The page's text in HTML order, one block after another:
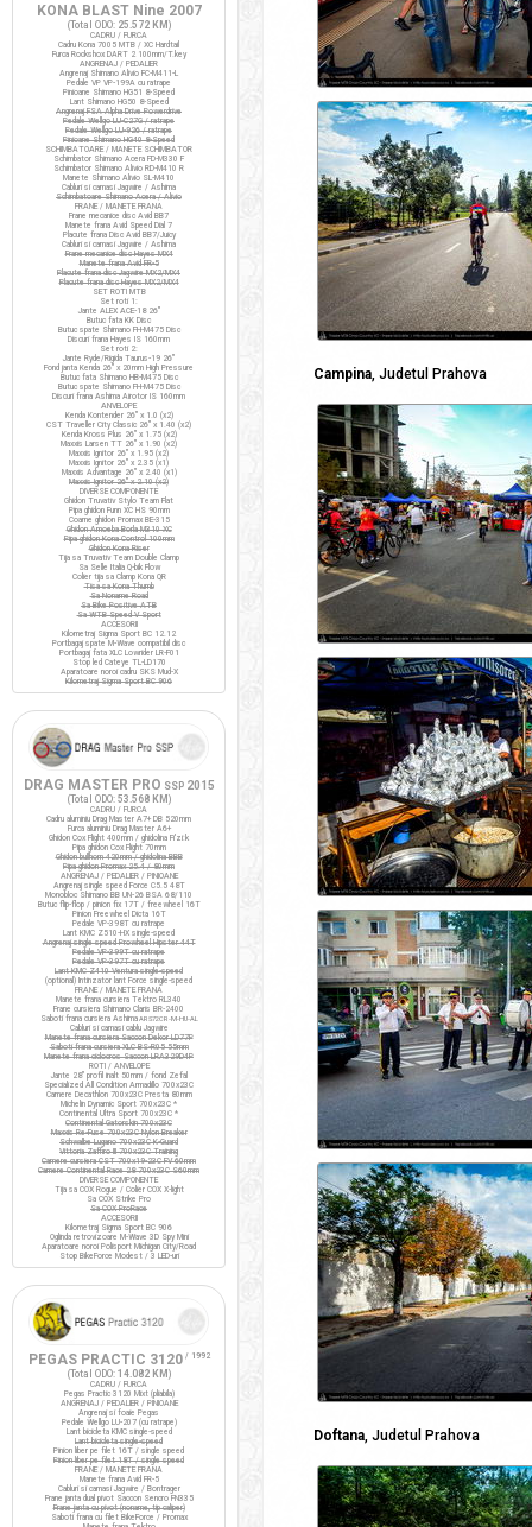
Campina, Judetul Prahova
Doftana, Judetul Prahova
KONA BLAST Nine 2007
(Total ODO: 25.572 KM )
CADRU / FURCA
Cadru Kona 7005 MTB / XC Hardtail
Furca Rockshox DART 2 100mm/T.key
ANGRENAJ / PEDALIER
Angrenaj Shimano Alivio FC-M411-L
Pedale VP VP-199A cu ratrape
Pinioane Shimano HG51 8-Speed
Lant Shimano HG50 8-Speed
Angrenaj FSA Alpha Drive Powerdrive
Pedale Wellgo LU-C27G / ratrape
Pedale Wellgo LU-926 / ratrape
Pinioane Shimano HG40 8-Speed
SCHIMBATOARE / MANETE SCHIMBATOR
Schimbator Shimano Acera FD-M330 F
Schimbator Shimano Alivio RD-M410 R
Manete Shimano Alivio SL-M410
Cabluri si camasi Jagwire / Ashima
Schimbatoare Shimano Acera / Alivio
FRANE / MANETE FRANA
Frane mecanice disc Avid BB7
Manete frana Avid Speed Dial 7
Placute frana Disc Avid BB7/Juicy
Cabluri si camasi Jagwire / Ashima
Frane mecanice disc Hayes MX4
Manete frana Avid FR-5
Placute frana disc Jagwire MX2/MX4
Placute frana disc Hayes MX2/MX4
SET ROTI MTB
Set roti 1:
Jante ALEX ACE-18 26"
Butuc fata KK Disc
Butuc spate Shimano FH-M475 Disc
Discuri frana Hayes IS 160mm
Set roti 2:
Jante Ryde/Rigida Taurus-19 26"
Fond janta Kenda 26" x 20mm High Pressure
Butuc fata Shimano HB-M475 Disc
Butuc spate Shimano FH-M475 Disc
Discuri frana Ashima Airotor IS 160mm
ANVELOPE
Kenda Kontender 26" x 1.0 (x2)
CST Traveller City Classic 26" x 1.40 (x2)
Kenda Kross Plus 26" x 1.75 (x2)
Maxxis Larsen TT 26" x 1.90 (x2)
Maxxis Ignitor 26" x 1.95 (x2)
Maxxis Ignitor 26" x 2.35 (x1)
Maxxis Advantage 26" x 2.40 (x1)
Maxxis Ignitor 26" x 2.10 (x2)
DIVERSE COMPONENTE
Ghidon Truvativ Stylo Team Flat
Pipa ghidon Funn XC HS 90mm
Coarne ghidon Promax BE-315
Ghidon Amoeba Borla M310 XC
Pipa ghidon Kona Control 100mm
Ghidon Kona Riser
Tija sa Truvativ Team Double Clamp
Sa Selle Italia Q-bik Flow
Colier tija sa Clamp Kona QR
Tisa sa Kona Thumb
Sa Noname Road
Sa Bike Positive ATB
Sa WTB Speed V Sport
ACCESORII
Kilometraj Sigma Sport BC 12.12
Portbagaj spate M-Wave compatibil disc
Portbagaj fata XLC Lowrider LR-F01
Stop led Cateye TL-LD170
Aparatoare noroi cadru SKS Mud-X
Kilometraj Sigma Sport BC 906
DRAG MASTER PRO SSP 2015
(Total ODO: 53.568 KM )
CADRU / FURCA
Cadru aluminiu Drag Master A7+ DB 520mm
Furca aluminiu Drag Master A6+
Ghidon Cox Flight 400mm / ghidolina Fi'zi:k
Pipa ghidon Cox Flight 70mm
Ghidon bullhorn 420mm / ghidolina BBB
Pipa ghidon Promax 25.4 / 80mm
ANGRENAJ / PEDALIER / PINIOANE
Angrenaj single speed Force C5.5 48T
Monobloc Shimano BB UN-26 BSA 68/110
Butuc flip-flop / pinion fix 17T / freewheel 16T
Pinion Freewheel Dicta 16T
Pedale VP-398T cu ratrape
Lant KMC Z510-HX single-speed
Angrenaj single speed Prowheel Hipster 44T
Pedale VP-399T cu ratrape
Pedale VP-397T cu ratrape
Lant KMC Z410 Ventura single-speed
(optional) Intinzator lant Force single-speed
FRANE / MANETE FRANA
Manete frana cursiera Tektro RL340
Frane cursiera Shimano Claris BR-2400
Saboti frana cursiera AshimaARS72CR-M-HU-AL
Cabluri si camasi cablu Jagwire
Manete frana cursiera Saccon Dekor LD77P
Saboti frana cursiera XLC BS-R05 55mm
Manete frana ciclocros Saccon LRA329D4P
ROTI / ANVELOPE
Jante 28" profil inalt 50mm / fond Zefal
Specialized All Condition Armadillo 700x23C
Camere Decathlon 700x23C Presta 80mm
Michelin Dynamic Sport 700x23C *
Continental Ultra Sport 700x23C *
Continental Gatorskin 700x23C
Maxxis Re-Fuse 700x23C Nylon Breaker
Schwalbe Lugano 700x23C K-Guard
Vittoria Zaffiro III 700x23C Training
Camere cursiera CST 700x19-23C FV 60mm
Camere Continental Race 28 700x23C S60mm
DIVERSE COMPONENTE
Tija sa COX Rogue / Colier COX X-light
Sa COX Strike Pro
Sa COX ProRace
ACCESORII
Kilometraj Sigma Sport BC 906
Oglinda retrovizoare M-Wave 3D Spy Mini
Aparatoare noroi Polisport Michigan City/Road
Stop BikeForce Modest / 3 LED-uri
PEGAS PRACTIC 3120/ 1992
(Total ODO: 14.082 KM )
CADRU / FURCA
Pegas Practic 3120 Mixt (pliabila)
ANGRENAJ / PEDALIER / PINIOANE
Angrenaj si foaie Pegas
Pedale Wellgo LU-207 (cu ratrape)
Lant bicicleta KMC single-speed
Lant bicicleta single-speed
Pinion liber pe filet 16T / single speed
Pinion liber pe filet 18T / single speed
FRANE / MANETE FRANA
Manete frana Avid FR-5
Cabluri si camasi Jagwire / Bontrager
Frane janta dual pivot Saccon Sencro FN335
Frane janta cu pivot (noname, tip caliper)
Saboti frana cu filet BikeForce / Promax